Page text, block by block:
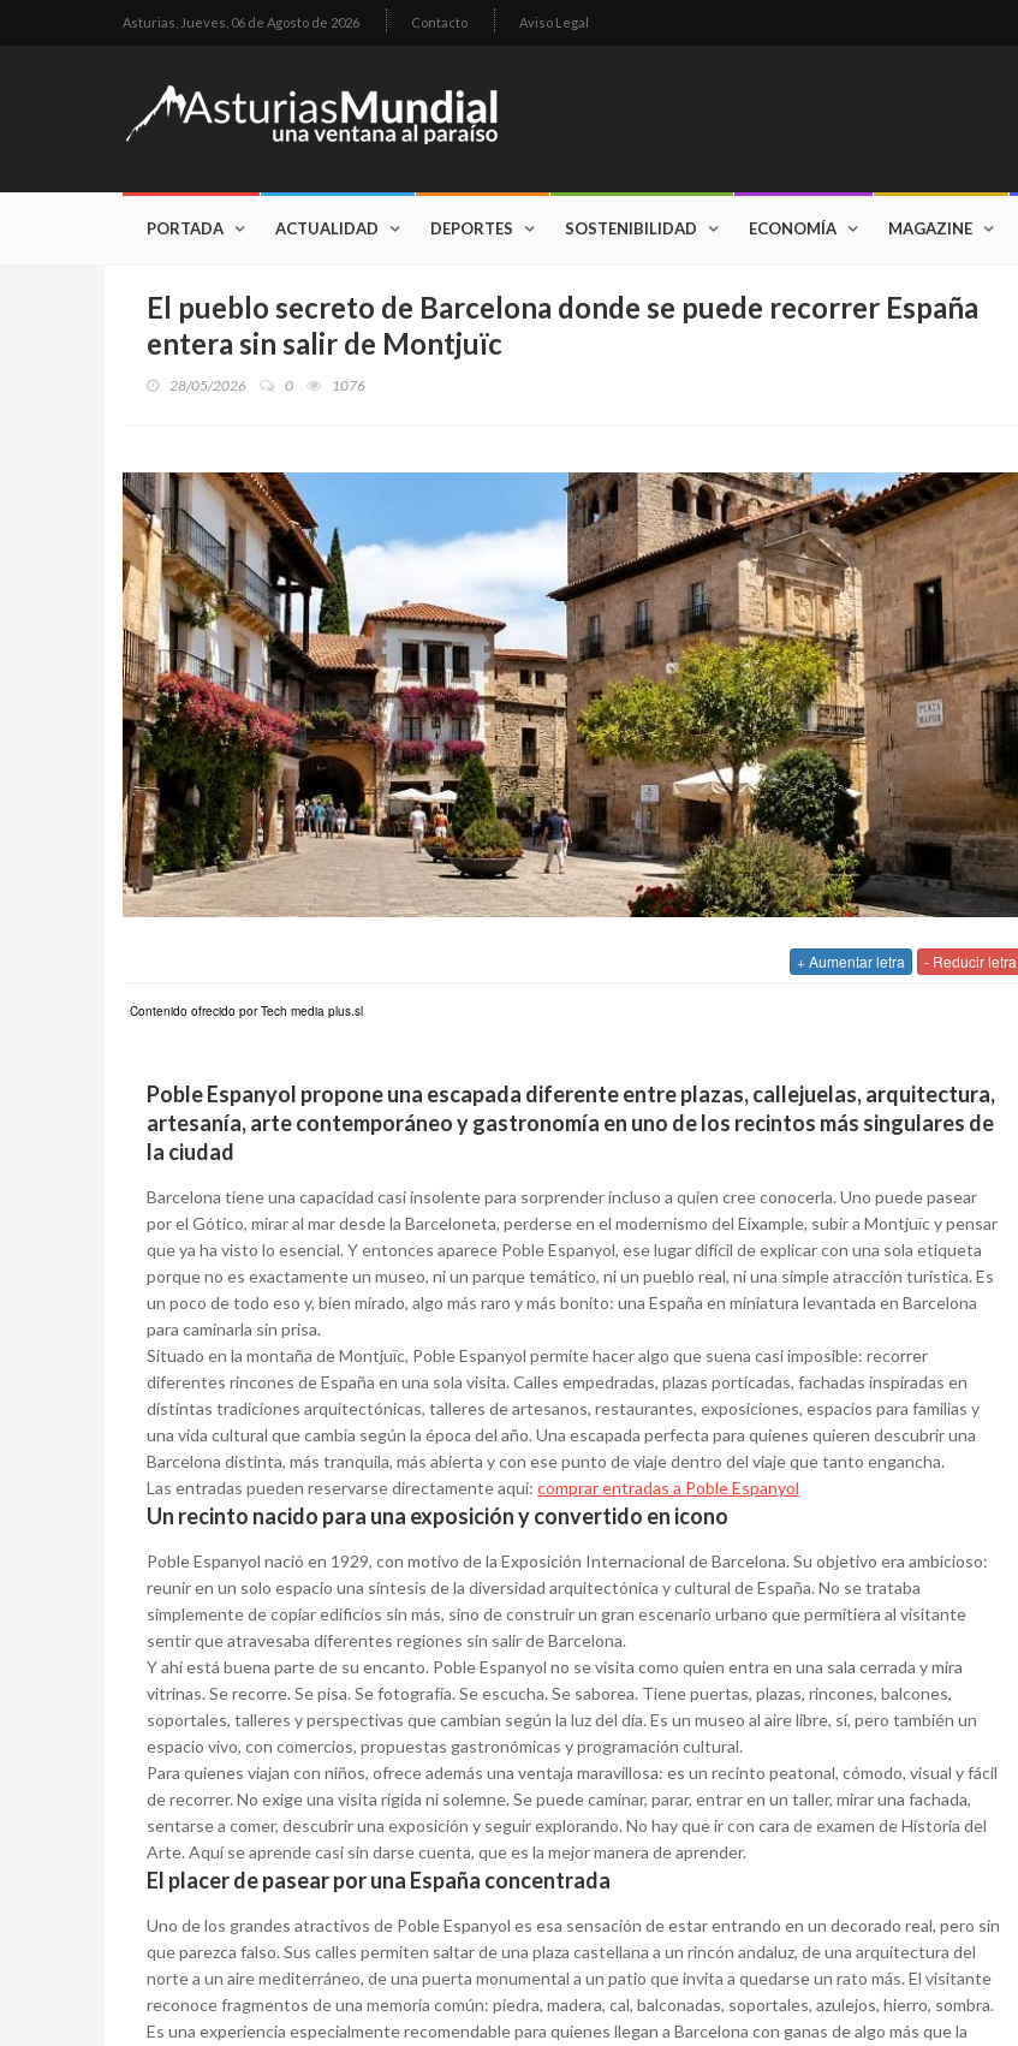
Asturias, Jueves, 06 de Agosto de 2026 Contacto Aviso Legal
PORTADA ACTUALIDAD DEPORTES SOSTENIBILIDAD ECONOMÍA MAGAZINE
El pueblo secreto de Barcelona donde se puede recorrer España
entera sin salir de Montjuïc
28/05/2026 0 1076
+ Aumentar letra - Reducir letra
Contenido ofrecido por Tech media plus.sl
Poble Espanyol propone una escapada diferente entre plazas, callejuelas, arquitectura,
artesanía, arte contemporáneo y gastronomía en uno de los recintos más singulares de
la ciudad
Barcelona tiene una capacidad casi insolente para sorprender incluso a quien cree conocerla. Uno puede pasear
por el Gótico, mirar al mar desde la Barceloneta, perderse en el modernismo del Eixample, subir a Montjuïc y pensar
que ya ha visto lo esencial. Y entonces aparece Poble Espanyol, ese lugar difícil de explicar con una sola etiqueta
porque no es exactamente un museo, ni un parque temático, ni un pueblo real, ni una simple atracción turística. Es
un poco de todo eso y, bien mirado, algo más raro y más bonito: una España en miniatura levantada en Barcelona
para caminarla sin prisa.
Situado en la montaña de Montjuïc, Poble Espanyol permite hacer algo que suena casi imposible: recorrer
diferentes rincones de España en una sola visita. Calles empedradas, plazas porticadas, fachadas inspiradas en
distintas tradiciones arquitectónicas, talleres de artesanos, restaurantes, exposiciones, espacios para familias y
una vida cultural que cambia según la época del año. Una escapada perfecta para quienes quieren descubrir una
Barcelona distinta, más tranquila, más abierta y con ese punto de viaje dentro del viaje que tanto engancha.
Las entradas pueden reservarse directamente aquí: comprar entradas a Poble Espanyol
Un recinto nacido para una exposición y convertido en icono
Poble Espanyol nació en 1929, con motivo de la Exposición Internacional de Barcelona. Su objetivo era ambicioso:
reunir en un solo espacio una síntesis de la diversidad arquitectónica y cultural de España. No se trataba
simplemente de copiar edificios sin más, sino de construir un gran escenario urbano que permitiera al visitante
sentir que atravesaba diferentes regiones sin salir de Barcelona.
Y ahí está buena parte de su encanto. Poble Espanyol no se visita como quien entra en una sala cerrada y mira
vitrinas. Se recorre. Se pisa. Se fotografía. Se escucha. Se saborea. Tiene puertas, plazas, rincones, balcones,
soportales, talleres y perspectivas que cambian según la luz del día. Es un museo al aire libre, sí, pero también un
espacio vivo, con comercios, propuestas gastronómicas y programación cultural.
Para quienes viajan con niños, ofrece además una ventaja maravillosa: es un recinto peatonal, cómodo, visual y fácil
de recorrer. No exige una visita rígida ni solemne. Se puede caminar, parar, entrar en un taller, mirar una fachada,
sentarse a comer, descubrir una exposición y seguir explorando. No hay que ir con cara de examen de Historia del
Arte. Aquí se aprende casi sin darse cuenta, que es la mejor manera de aprender.
El placer de pasear por una España concentrada
Uno de los grandes atractivos de Poble Espanyol es esa sensación de estar entrando en un decorado real, pero sin
que parezca falso. Sus calles permiten saltar de una plaza castellana a un rincón andaluz, de una arquitectura del
norte a un aire mediterráneo, de una puerta monumental a un patio que invita a quedarse un rato más. El visitante
reconoce fragmentos de una memoria común: piedra, madera, cal, balconadas, soportales, azulejos, hierro, sombra.
Es una experiencia especialmente recomendable para quienes llegan a Barcelona con ganas de algo más que la